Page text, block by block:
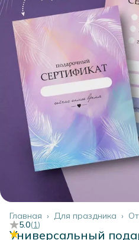
Для праздника ›
Главная ›
5.0(1)
Универсальный